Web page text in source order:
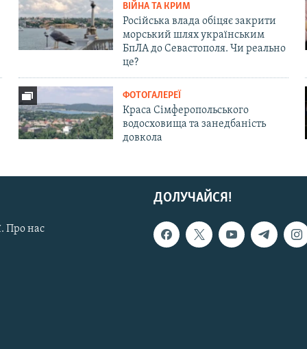
ВІЙНА ТА КРИМ
Російська влада обіцяє закрити
морський шлях українським
БпЛА до Севастополя. Чи реально
це?
ФОТОГАЛЕРЕЇ
Краса Сімферопольського
водосховища та занедбаність
довкола
ДОЛУЧАЙСЯ!
Про нас